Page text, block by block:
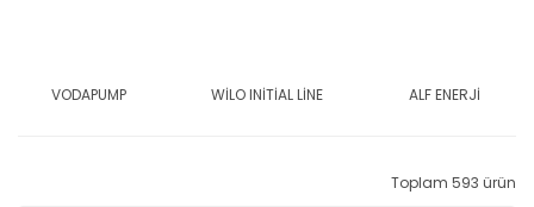
VODAPUMP WİLO INİTİAL LİNE ALF ENERJİ
Toplam 593 ürün